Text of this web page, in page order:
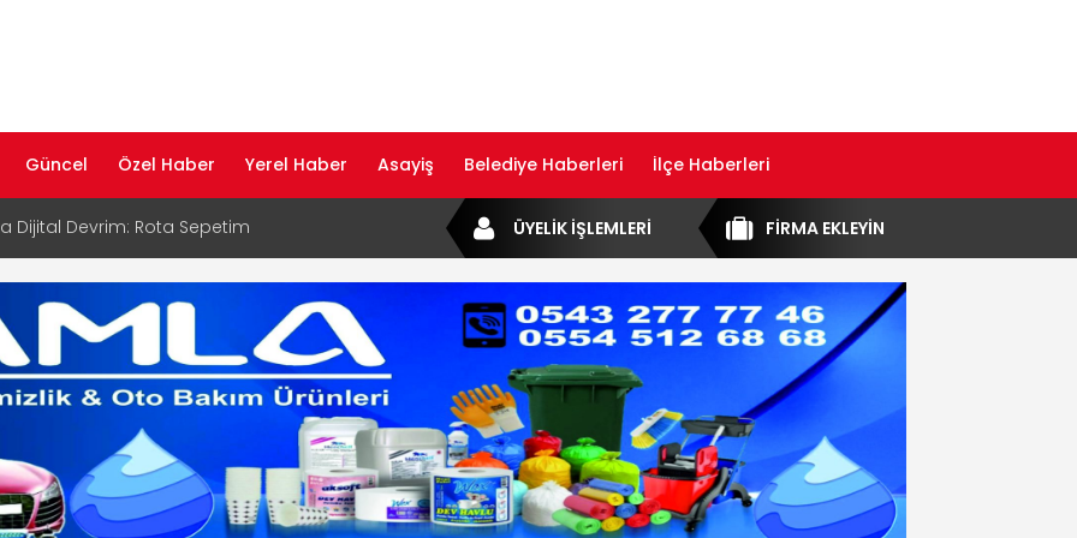
Güncel Özel Haber Yerel Haber Asayiş Belediye Haberleri İlçe Haberleri
Dijital Devrim: Rota Sepetim
Bölge Müdürü Makam Koltuğunu
Rehberi ile Google ve Yapay Zeka
Öne Çıkın
Rehberi Hizmete Girdi
Yayın Hayatına Başladı | Hızlı ve Akıllı
FİRMA EKLEYİN
ÜYELİK İŞLEMLERİ